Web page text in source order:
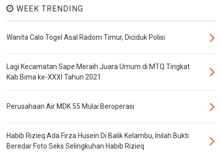
WEEK TRENDING
Wanita Calo Togel Asal Radom Timur, Diciduk Polisi
Lagi Kecamatan Sape Meraih Juara Umum di MTQ Tingkat
Kab Bima ke-XXXI Tahun 2021
Perusahaan Air MDK 55 Mulai Beroperasi
Habib Rizieq Ada Firza Husein Di Balik Kelambu, Inilah Bukti
Beredar Foto Seks Selingkuhan Habib Rizieq